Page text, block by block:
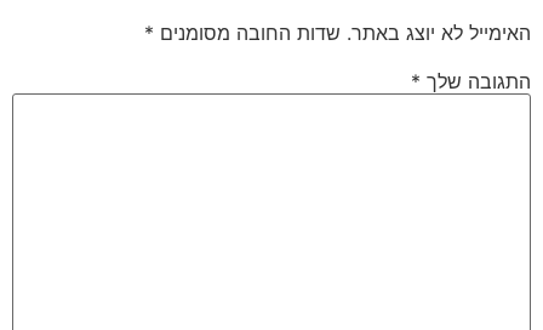
האימייל לא יוצג באתר. שדות החובה מסומנים *
התגובה שלך *